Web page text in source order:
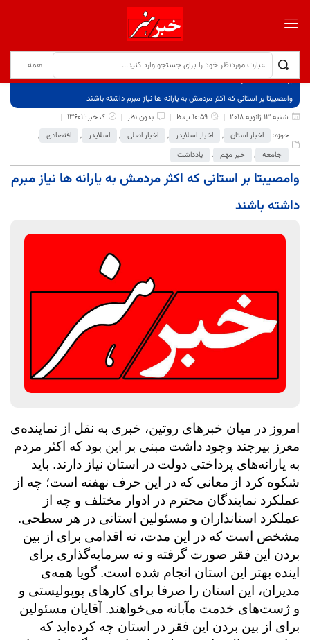
برگ نخست
نوشته‌ها
وامصیبتا بر استانی که اکثر مردمش به یارانه ها نیاز مبرم داشته باشند
شنبه 13 ژانویه 2018
10:59 ب.ظ بدون نظر
کدخبر:13602
حوزه:
اخبار استان , اخبار اسلایدر , اخبار اصلی , اسلایدر , اقتصادی ,
جامعه , خبر مهم , یادداشت
وامصیبتا بر استانی که اکثر مردمش به یارانه ها نیاز مبرم
داشته باشند
امروز در میان خبرهای روتین، خبری به نقل از نماینده‌ی
معرز بیرجند وجود داشت مبنی بر این بود که اکثر مردم
به یارانه‌های پرداختی دولت در استان نیاز دارند. باید
شکوه کرد از معانی که در این حرف نهفته است؛ چه از
عملکرد نمایندگان محترم در ادوار مختلف و چه از
عملکرد استانداران و مسئولین استانی در هر سطحی.
مشخص است که در این مدت، نه اقدامی برای از بین
بردن این فقر صورت گرفته و نه سرمایه‌گذاری برای
اینده بهتر این استان انجام شده است. گویا همه‌ی
مدیران، این استان را صرفا برای کارهای پوپولیستی و
و ژست‌های خدمت مآبانه می‌خواهند. آقایان مسئولین
برای از بین بردن این فقر در استان چه کرده‌اید که